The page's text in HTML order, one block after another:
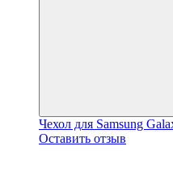
Чехол для Samsung
Оставить отзыв